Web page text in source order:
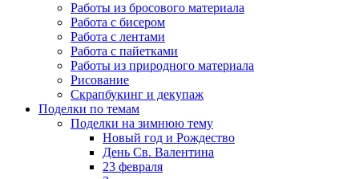
Работы из бросового материала
Работа с бисером
Работа с лентами
Работа с пайетками
Работы из природного материала
Рисование
Скрапбукинг и декупаж
Поделки по темам
Поделки на зимнюю тему
Новый год и Рождество
День Св. Валентина
23 февраля